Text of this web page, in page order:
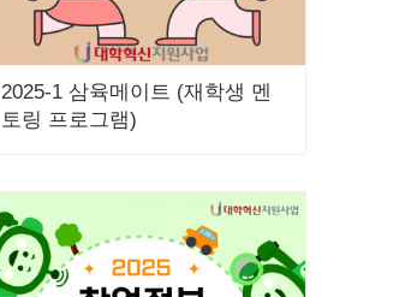
2025-1 삼육메이트 (재학생 멘
토링 프로그램)